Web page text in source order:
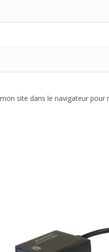
site dans le navigateur pour